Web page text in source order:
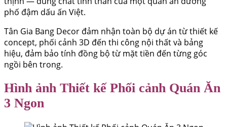
phố đậm dấu ấn Việt.
Tân Gia Bang Decor đảm nhận toàn bộ dự án từ thiết kế
concept, phối cảnh 3D đến thi công nội thất và bảng
hiệu, đảm bảo tính đồng bộ từ mặt tiền đến từng góc
ngồi bên trong.
Hình ảnh Thiết kế Phối cảnh Quán Ăn
3 Ngon